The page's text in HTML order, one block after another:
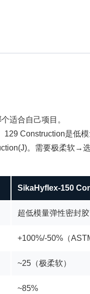
适合自己项目。
Construction是低
。需要极柔软→
SikaHyflex-150
超低模量弹性密封胶
+100%/-50%（
~25（极柔软）
~85%